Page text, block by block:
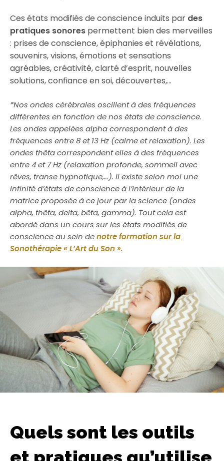
Ces états modifiés de conscience induits par des
pratiques sonores permettent bien des merveilles
: prises de conscience, épiphanies et révélations,
souvenirs, visions, émotions et sensations
agréables, créativité, clarté d’esprit, nouvelles
solutions, confiance en soi, découvertes,…
*Nos ondes cérébrales oscillent à des fréquences
différentes en fonction de nos états de conscience.
Les ondes appelées alpha correspondent à des
fréquences entre 8 et 13 Hz (calme et relaxation). Les
ondes thêta correspondent elles à des fréquences
entre 4 et 7 Hz (relaxation profonde, sommeil avec
rêves, transe hypnotique,…). Il existe selon moi une
infinité d’états de conscience à l’intérieur de la
matrice proposée à ce jour par la science (ondes
alpha, thêta, delta, bêta, gamma). Tout cela est
abordé dans un cours sur les états modifiés de
conscience au sein denotre formation sur la
Sonothérapie « L’Art du Son ».
Quels sont les outils